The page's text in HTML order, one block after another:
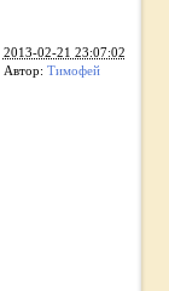
2013-02-21 23:07:02
Автор: Тимофей